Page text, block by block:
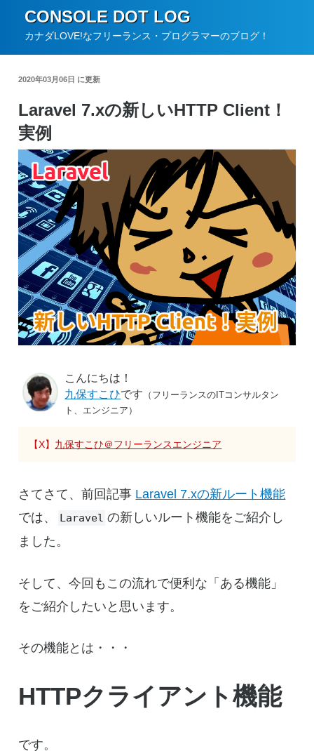
CONSOLE DOT LOG
カナダLOVE!なフリーランス・プログラマーのブログ！
2020年03月06日 に更新
Laravel 7.xの新しいHTTP Client！
実例
こんにちは！
九保すこひです （フリーランスのITコンサルタン
ト、エンジニア）
【X】 九保すこひ＠フリーランスエンジニア
さてさて、前回記事 Laravel 7.xの新ルート機能
では、
Laravel の新しいルート機能をご紹介し
ました。
そして、今回もこの流れで便利な「ある機能」
をご紹介したいと思います。
その機能とは・・・
HTTPクライアント機能
です。